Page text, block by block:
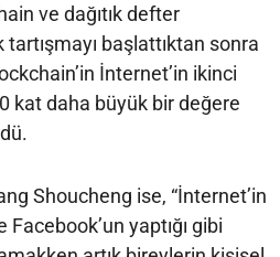
ve dağıtık defter
başlattıktan sonra
İnternet’in ikinci
kat daha büyük bir değere
Shoucheng ise, “İnternet’in
yaptığı gibi